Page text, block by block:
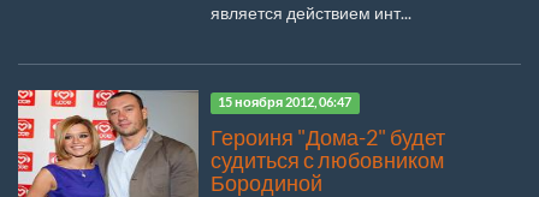
является действием инт...
15 ноября 2012, 06:47
Героиня "Дома-2" будет
судиться с любовником
Бородиной